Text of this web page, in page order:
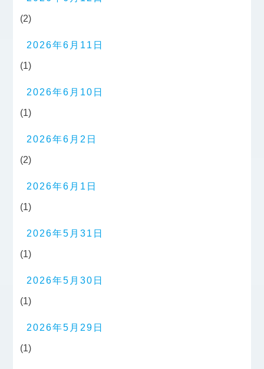
(2)
2026年6月11日
(1)
2026年6月10日
(1)
2026年6月2日
(2)
2026年6月1日
(1)
2026年5月31日
(1)
2026年5月30日
(1)
2026年5月29日
(1)